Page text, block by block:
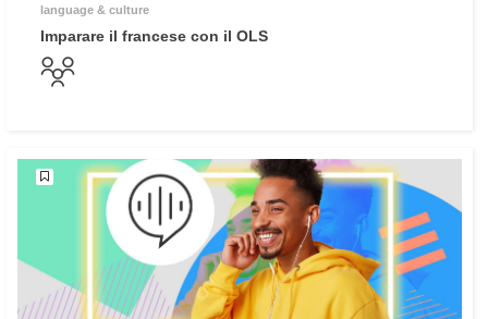
language & culture
Imparare il francese con il OLS